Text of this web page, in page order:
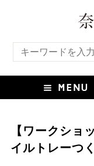
【ワークショ
イルトレーつく